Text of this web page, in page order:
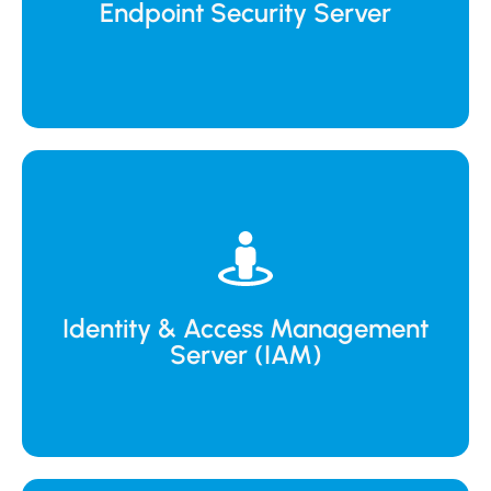
Endpoint Security Server
Identity & Access Management
Server (IAM)
Solusi server untuk mengelola identitas
aman.